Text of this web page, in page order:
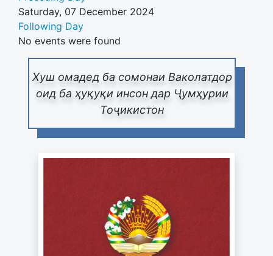
Хуш омадед ба сомонаи Ваколатдор
оид ба ҳуқуқи инсон дар Ҷумҳурии
Тоҷикистон
Saturday, 07 December 2024
Following Day
No events were found